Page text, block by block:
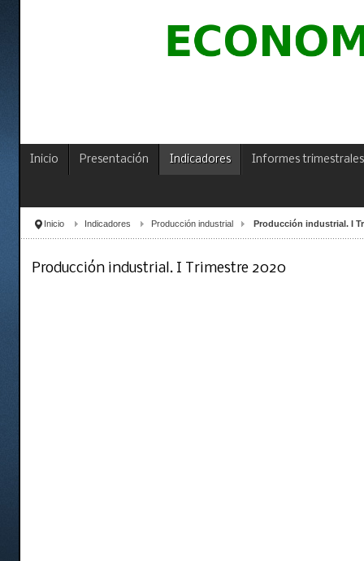
Inicio Presentación Indicadores Informes trimestrales
Inicio Indicadores Producción industrial Producción industrial. I
Producción industrial. I Trimestre 2020